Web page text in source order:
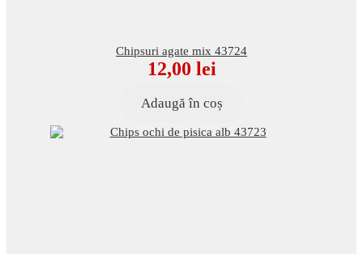
Chipsuri agate mix 43724
12,00 lei
Adaugă în coș